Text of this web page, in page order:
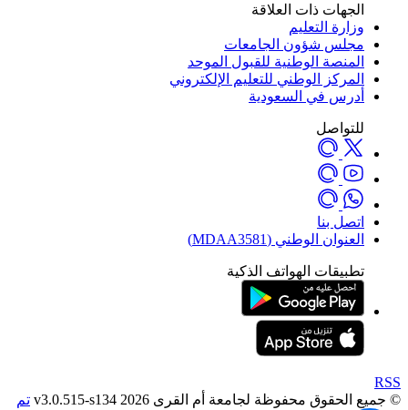
الجهات ذات العلاقة
وزارة التعليم
مجلس شؤون الجامعات
المنصة الوطنية للقبول الموحد
المركز الوطني للتعليم الإلكتروني
أدرس في السعودية
للتواصل
اتصل بنا
العنوان الوطني (MDAA3581)
تطبيقات الهواتف الذكية
RSS
© جميع الحقوق محفوظة لجامعة أم القرى 2026 v3.0.515-s134
تم